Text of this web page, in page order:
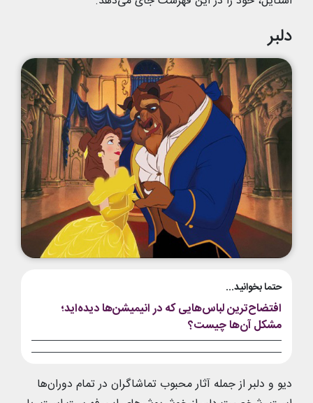
دلبر
حتما بخوانید...
افتضاح‌ترین لباس‌هایی که در انیمیشن‌ها دیده‌اید؛
مشکل آن‌ها چیست؟
دیو و دلبر از جمله آثار محبوب تماشاگران در تمام دوران‌ها